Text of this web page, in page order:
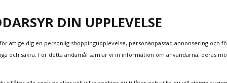
DIN UPPLEVELSE
att ge dig en personlig shoppingupplevelse, personanpassad annonsering och
och säkra. För detta ändamål samlar vi in information om användarna, deras